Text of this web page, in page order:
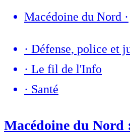
Macédoine du Nord ·
· Défense, police et
· Le fil de l'Info
· Santé
Macédoine du Nord